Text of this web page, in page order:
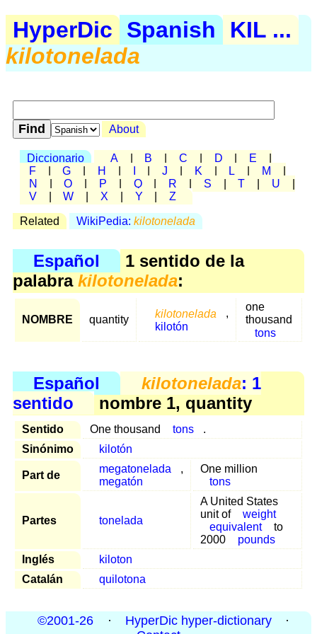
HyperDic Spanish
KIL ...
kilotonelada
About
Diccionario A B C D E
F
G H J K L M
N
O P Q R S T U
V
W X Y Z
Related WikiPedia: kilotonelada
Español
1 sentido de la
palabra kilotonelada:
NOMBRE quantity
kilotonelada
,
kilotón
one
thousand
tons
Español kilotonelada: 1
sentido
nombre 1, quantity
Sentido One thousand tons
.
Sinónimo
kilotón
Part de
megatonelada
,
megatón
One million
tons
Partes tonelada
A United States
unit of
weight
equivalent
to
2000
pounds
Inglés
kiloton
Catalán
quilotona
©2001-26 · HyperDic hyper-dictionary
·